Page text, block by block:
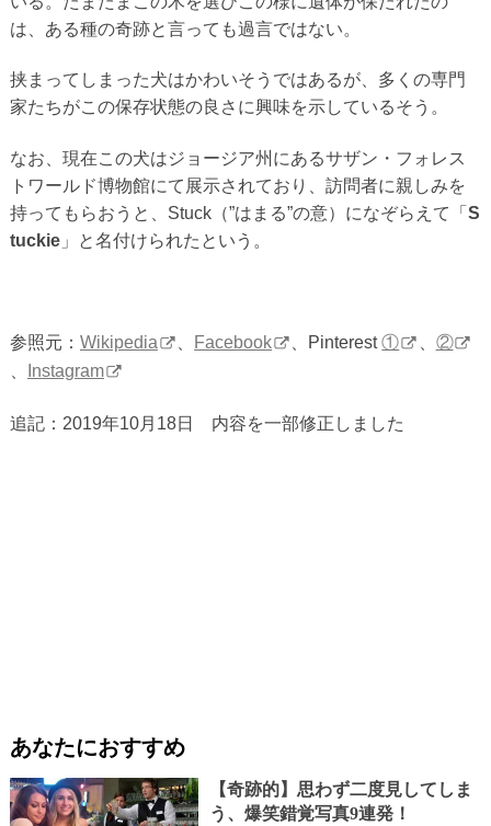
は、ある種の奇跡と言っても過言ではない。
挟まってしまった犬はかわいそうではあるが、多くの専門
家たちがこの保存状態の良さに興味を示しているそう。
なお、現在この犬はジョージア州にあるサザン・フォレス
トワールド博物館にて展示されており、訪問者に親しみを
持ってもらおうと、Stuck（”はまる”の意）になぞらえて「 S
tuckie」と名付けられたという。
参照元： Wikipedia Facebook 、Pinterest①
②
Instagram
追記：2019年10月18日 内容を一部修正しました
あなたにおすすめ
【奇跡的】思わず二度見してしま
う、爆笑錯覚写真9連発！